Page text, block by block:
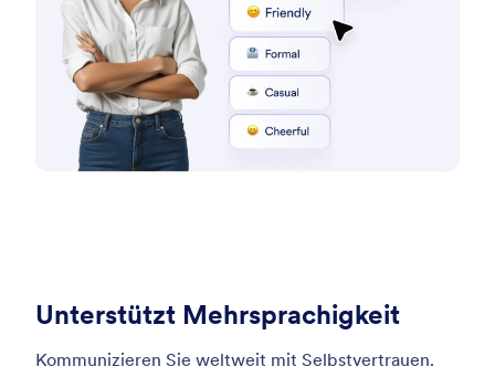
Unterstützt Mehrsprachigkeit
Kommunizieren Sie weltweit mit Selbstvertrauen.